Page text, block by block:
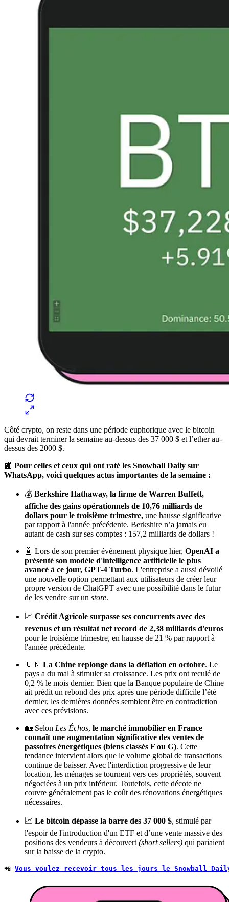
Côté crypto, on reste dans une période euphorique avec le bitcoin
qui devrait terminer la semaine au-dessus des 37 000 $ et l’ether au-
dessus des 2000 $.
📰 Pour celles et ceux qui ont raté les Snowball Daily sur
WhatsApp, voici quelques actus importantes de la semaine :
💰 Berkshire Hathaway, la firme de Warren Buffett,
affiche des gains opérationnels de 10,76 milliards de
dollars pour le troisième trimestre, une hausse significative
par rapport à l'année précédente. Berkshire n’a jamais eu
autant de cash sur ses comptes : 157,2 milliards de dollars !
🤖 Lors de son premier événement physique hier, OpenAI a
présenté son modèle d'intelligence artificielle le plus
avancé à ce jour, GPT-4 Turbo. L'entreprise a aussi dévoilé
une nouvelle option permettant aux utilisateurs de créer leur
propre version de ChatGPT avec une possibilité dans le futur
de les vendre sur un store.
📈 Crédit Agricole surpasse ses concurrents avec des
revenus et un résultat net record de 2,38 milliards d'euros
pour le troisième trimestre, en hausse de 21 % par rapport à
l'année précédente.
🇨🇳 La Chine replonge dans la déflation en octobre. Le
pays a du mal à stimuler sa croissance. Les prix ont reculé de
0,2 % le mois dernier. Bien que la Banque populaire de Chine
ait prédit un rebond des prix après une période difficile l’été
dernier, les dernières données semblent être en contradiction
avec ces prévisions.
🏡 Selon Les Échos, le marché immobilier en France
connaît une augmentation significative des ventes de
passoires énergétiques (biens classés F ou G). Cette
tendance intervient alors que le volume global de transactions
continue de baisser. Avec l'interdiction progressive de leur
location, les ménages se tournent vers ces propriétés, souvent
négociées à un prix inférieur. Toutefois, cette décote ne
couvre généralement pas le coût des rénovations énergétiques
nécessaires.
📈 Le bitcoin dépasse la barre des 37 000 $, stimulé par
l'espoir de l'introduction d'un ETF et d’une vente massive des
positions des vendeurs à découvert (short sellers) qui pariaient
sur la baisse de la crypto.
📲 Vous voulez recevoir tous les jours le Snowball